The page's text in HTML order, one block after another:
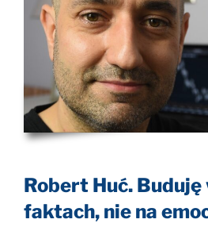
Robert Huć. Buduję
faktach, nie na